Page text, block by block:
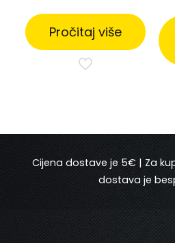
Pročitaj više
Cijena dostave je 5€ | Za
dostava je